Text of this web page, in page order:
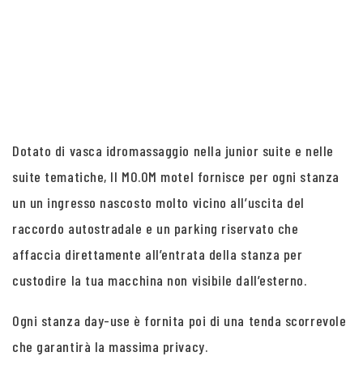
Dotato di vasca idromassaggio nella junior suite e nelle
suite tematiche, Il MO.OM motel fornisce per ogni stanza
un un ingresso nascosto molto vicino all’uscita del
raccordo autostradale e un parking riservato che
affaccia direttamente all’entrata della stanza per
custodire la tua macchina non visibile dall’esterno.
Ogni stanza day-use è fornita poi di una tenda scorrevole
che garantirà la massima privacy.